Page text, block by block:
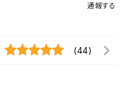
通報する
(44)